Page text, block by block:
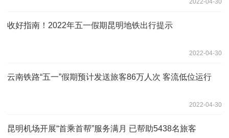
收好指南！2022年五一假期昆明地铁出行提示
2022-04-30
云南铁路“五一”假期预计发送旅客86万人次 客流低位运行
2022-04-30
昆明机场开展“首乘首帮”服务满月 已帮助5438名旅客